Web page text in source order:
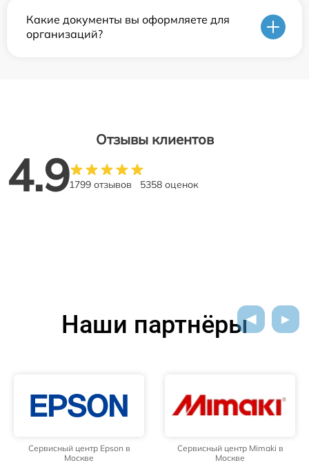
Какие документы вы оформляете для
организаций?
Отзывы клиентов
4.91799 отзывов 5358 оценок
Наши партнёры
Сервисный центр Epson в
Москве
Сервисный центр Mimaki в
Москве